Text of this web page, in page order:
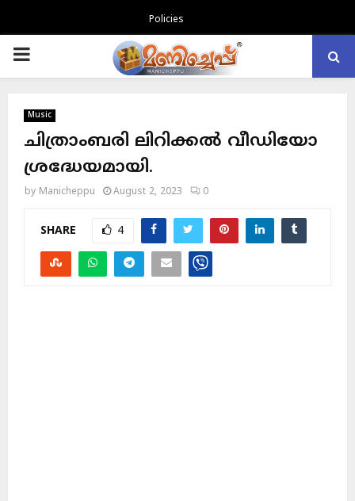
Policies
PRIMARY
Music
ചിത്രാംബരി ലിറിക്കൽ വീഡിയോ
ശ്രദ്ധേയമായി.
by Manicheppu August 2, 2023 0
SHARE 4